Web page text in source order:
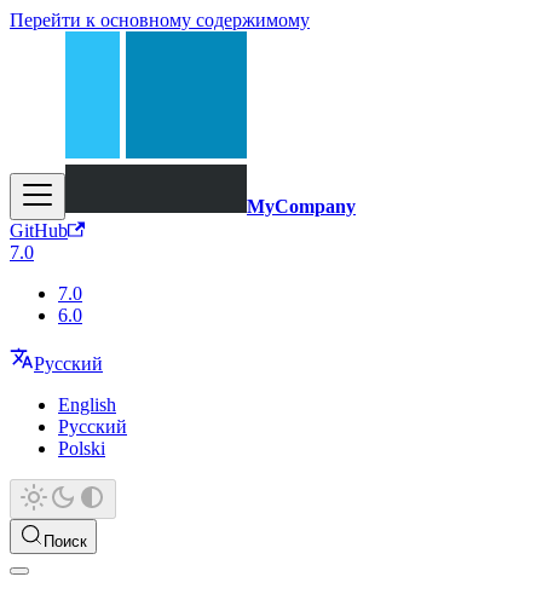
Перейти к основному содержимому
MyCompany
GitHub
7.0
7.0
6.0
Русский
English
Русский
Polski
Поиск